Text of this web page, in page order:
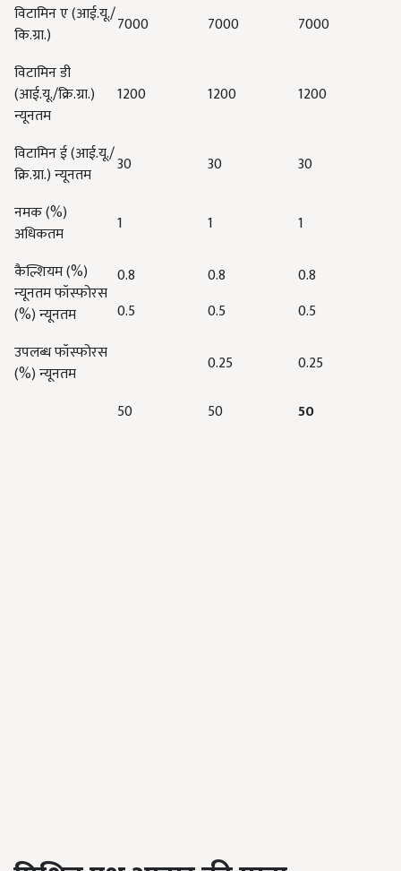
विटामिन ए (आई.यू./
कि.ग्रा.)
7000 7000
7000
विटामिन डी
(आई.यू./क्रि.ग्रा.)
न्यूनतम
1200 1200 1200
विटामिन ई (आई.यू./
क्रि.ग्रा.) न्यूनतम
30 30
30
नमक (%)
अधिकतम
1 1
1
कैल्शियम (%)
न्यूनतम फॉस्फोरस
(%) न्यूनतम
0.8
0.5
0.8
0.5
0.8
0.5
उपलब्ध फॉस्फोरस
(%) न्यूनतम
0.25
0.25
50
50 50